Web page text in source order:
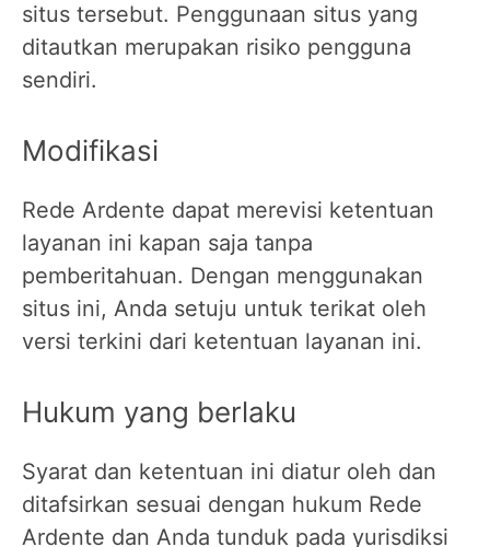
situs tersebut. Penggunaan situs yang
ditautkan merupakan risiko pengguna
sendiri.
Modifikasi
Rede Ardente dapat merevisi ketentuan
layanan ini kapan saja tanpa
pemberitahuan. Dengan menggunakan
situs ini, Anda setuju untuk terikat oleh
versi terkini dari ketentuan layanan ini.
Hukum yang berlaku
Syarat dan ketentuan ini diatur oleh dan
ditafsirkan sesuai dengan hukum Rede
Ardente dan Anda tunduk pada yurisdiksi